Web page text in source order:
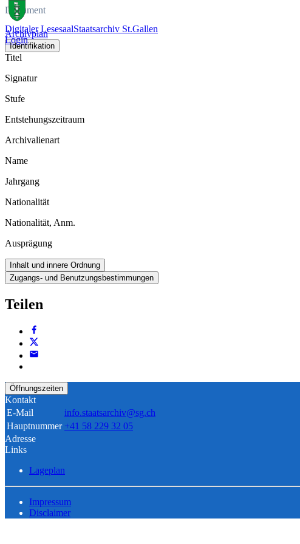
Digitaler LesesaalStaatsarchiv St.Gallen
Login
Dokument
Archivplan
Identifikation
Titel
Signatur
Stufe
Entstehungszeitraum
Archivalienart
Name
Jahrgang
Nationalität
Nationalität, Anm.
Ausprägung
Inhalt und innere Ordnung
Zugangs- und Benutzungsbestimmungen
Teilen
Öffnungszeiten
Kontakt
E-Mail
info.staatsarchiv@sg.ch
Hauptnummer +41 58 229 32 05
Adresse
Links
Lageplan
Impressum
Disclaimer